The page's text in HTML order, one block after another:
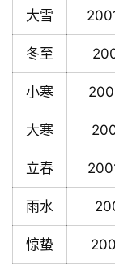
大雪
冬至
小寒
大寒
立春
雨水
惊蛰